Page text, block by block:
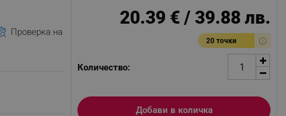
Проверка на
20.39 € / 39.88 лв.
20 точки
Количество:
Добави в количка